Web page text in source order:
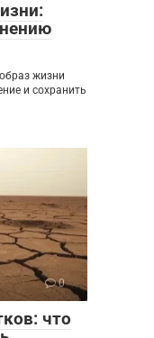
жизни
и сохранить
0
что